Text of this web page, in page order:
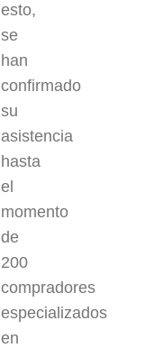
esto,
se
han
confirmado
su
asistencia
hasta
el
momento
de
200
compradores
especializados
en